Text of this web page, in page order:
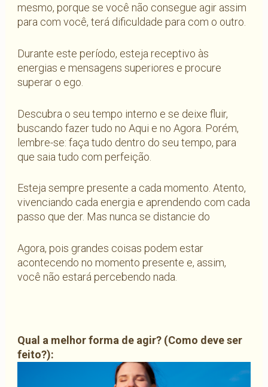
mesmo, porque se você não consegue agir assim
para com você, terá dificuldade para com o outro.
Durante este período, esteja receptivo às
energias e mensagens superiores e procure
superar o ego.
Descubra o seu tempo interno e se deixe fluir,
buscando fazer tudo no Aqui e no Agora. Porém,
lembre-se: faça tudo dentro do seu tempo, para
que saia tudo com perfeição.
Esteja sempre presente a cada momento. Atento,
vivenciando cada energia e aprendendo com cada
passo que der. Mas nunca se distancie do
Agora, pois grandes coisas podem estar
acontecendo no momento presente e, assim,
você não estará percebendo nada.
Qual a melhor forma de agir? (Como deve ser
feito?):